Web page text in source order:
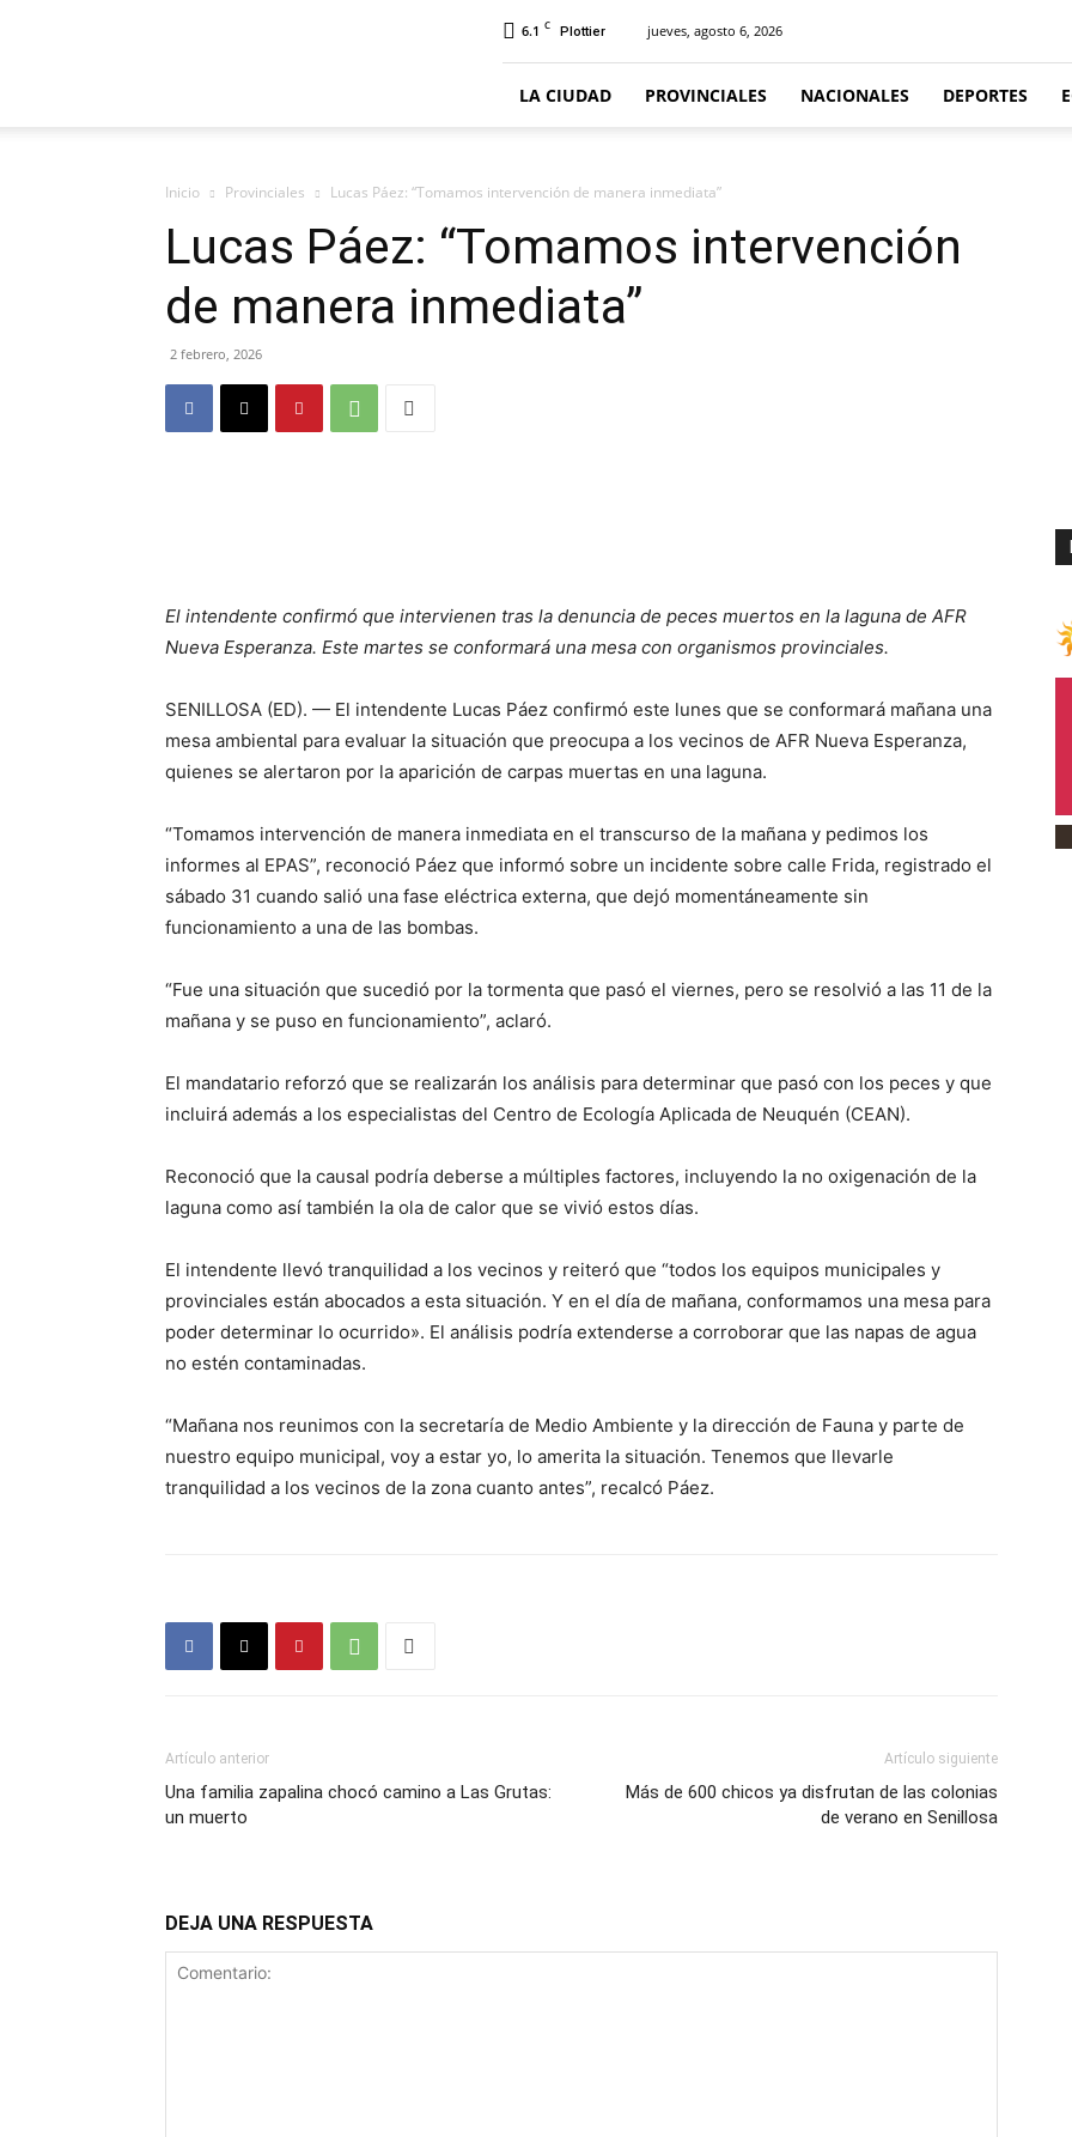
6.1 C Plottier jueves, agosto 6, 2026
LA CIUDAD PROVINCIALES NACIONALES DEPORTES
Inicio Provinciales Lucas Páez: “Tomamos intervención de manera inmediata”
Lucas Páez: “Tomamos intervención
de manera inmediata”
2 febrero, 2026
El intendente confirmó que intervienen tras la denuncia de peces muertos en la laguna de AFR
Nueva Esperanza. Este martes se conformará una mesa con organismos provinciales.
SENILLOSA (ED). — El intendente Lucas Páez confirmó este lunes que se conformará mañana una
mesa ambiental para evaluar la situación que preocupa a los vecinos de AFR Nueva Esperanza,
quienes se alertaron por la aparición de carpas muertas en una laguna.
“Tomamos intervención de manera inmediata en el transcurso de la mañana y pedimos los
informes al EPAS”, reconoció Páez que informó sobre un incidente sobre calle Frida, registrado el
sábado 31 cuando salió una fase eléctrica externa, que dejó momentáneamente sin
funcionamiento a una de las bombas.
“Fue una situación que sucedió por la tormenta que pasó el viernes, pero se resolvió a las 11 de la
mañana y se puso en funcionamiento”, aclaró.
El mandatario reforzó que se realizarán los análisis para determinar que pasó con los peces y que
incluirá además a los especialistas del Centro de Ecología Aplicada de Neuquén (CEAN).
Reconoció que la causal podría deberse a múltiples factores, incluyendo la no oxigenación de la
laguna como así también la ola de calor que se vivió estos días.
El intendente llevó tranquilidad a los vecinos y reiteró que “todos los equipos municipales y
provinciales están abocados a esta situación. Y en el día de mañana, conformamos una mesa para
poder determinar lo ocurrido». El análisis podría extenderse a corroborar que las napas de agua
no estén contaminadas.
“Mañana nos reunimos con la secretaría de Medio Ambiente y la dirección de Fauna y parte de
nuestro equipo municipal, voy a estar yo, lo amerita la situación. Tenemos que llevarle
tranquilidad a los vecinos de la zona cuanto antes”, recalcó Páez.
Artículo anterior
Una familia zapalina chocó camino a Las Grutas:
un muerto
Artículo siguiente
Más de 600 chicos ya disfrutan de las colonias
de verano en Senillosa
DEJA UNA RESPUESTA